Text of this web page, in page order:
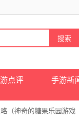
点评 手游新
（神奇的糖果乐园游戏